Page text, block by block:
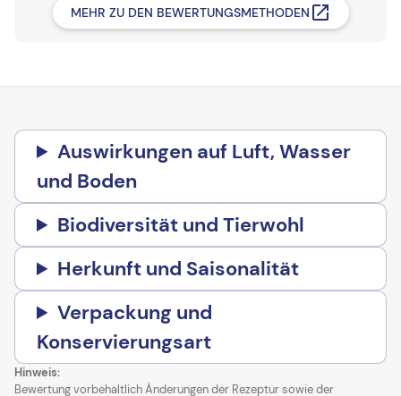
MEHR ZU DEN BEWERTUNGSMETHODEN
Auswirkungen auf Luft, Wasser
und Boden
Biodiversität und Tierwohl
Herkunft und Saisonalität
Verpackung und
Konservierungsart
Hinweis:
Bewertung vorbehaltlich Änderungen der Rezeptur sowie der